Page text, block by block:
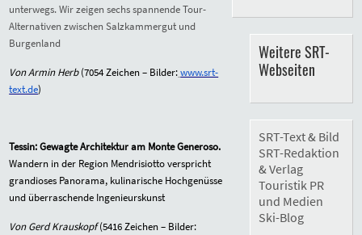
unterwegs. Wir zeigen sechs spannende Tour-
Alternativen zwischen Salzkammergut und
Burgenland
Von Armin Herb(7054Zeichen – Bilder:www.srt-
text.de)
Tessin:Gewagte Architektur am Monte Generoso.
Wandern in der Region Mendrisiotto verspricht
grandioses Panorama, kulinarische Hochgenüsse
und überraschende Ingenieurskunst
Von Gerd Krauskopf(5416Zeichen – Bilder:
Weitere SRT-
Webseiten
SRT-Text & Bild
SRT-Redaktion
& Verlag
Touristik PR
und Medien
Ski-Blog